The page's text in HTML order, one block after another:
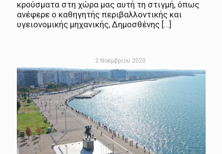
κρούσματα στη χώρα μας αυτή τη στιγμή, όπως
ανέφερε ο καθηγητής περιβαλλοντικής και
υγειονομικής μηχανικής, Δημοσθένης […]
2 Νοεμβρίου 2020